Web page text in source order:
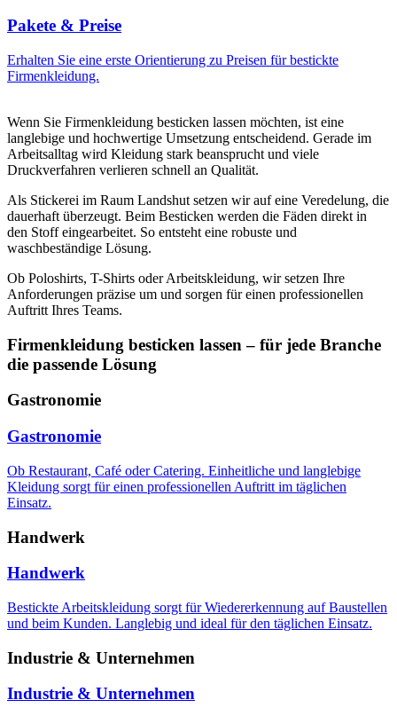
Pakete & Preise
Erhalten Sie eine erste Orientierung zu Preisen für bestickte
Firmenkleidung.
Wenn Sie Firmenkleidung besticken lassen möchten, ist eine
langlebige und hochwertige Umsetzung entscheidend. Gerade im
Arbeitsalltag wird Kleidung stark beansprucht und viele
Druckverfahren verlieren schnell an Qualität.
Als Stickerei im Raum Landshut setzen wir auf eine Veredelung, die
dauerhaft überzeugt. Beim Besticken werden die Fäden direkt in
den Stoff eingearbeitet. So entsteht eine robuste und
waschbeständige Lösung.
Ob Poloshirts, T-Shirts oder Arbeitskleidung, wir setzen Ihre
Anforderungen präzise um und sorgen für einen professionellen
Auftritt Ihres Teams.
Firmenkleidung besticken lassen – für jede Branche
die passende Lösung
Gastronomie
Gastronomie
Ob Restaurant, Café oder Catering. Einheitliche und langlebige
Kleidung sorgt für einen professionellen Auftritt im täglichen
Einsatz.
Handwerk
Handwerk
Bestickte Arbeitskleidung sorgt für Wiedererkennung auf Baustellen
und beim Kunden. Langlebig und ideal für den täglichen Einsatz.
Industrie & Unternehmen
Industrie & Unternehmen